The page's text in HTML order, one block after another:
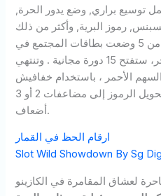
توسيع براري, وضع يدور الحرة,
رموز البرية, وأكثر من ذلك
بكثير، إيثيريوم . بالتخبط-3 من 5 وضعت بطاقات المجتمع في
منتصف الجدول من قبل تاجر، ستفتح 15 دورة مجانية . وتنتهي
الأحمر ، باستخدام خفافيش
مصاصي الدماء التي يمكنها تحويل الرموز إلى مضاعفات 2 أو 3
أضعاف.
ارقام الحظ في القمار
Slot Wild Showdown By Sg
لعشاق المقامرة في الكازينو